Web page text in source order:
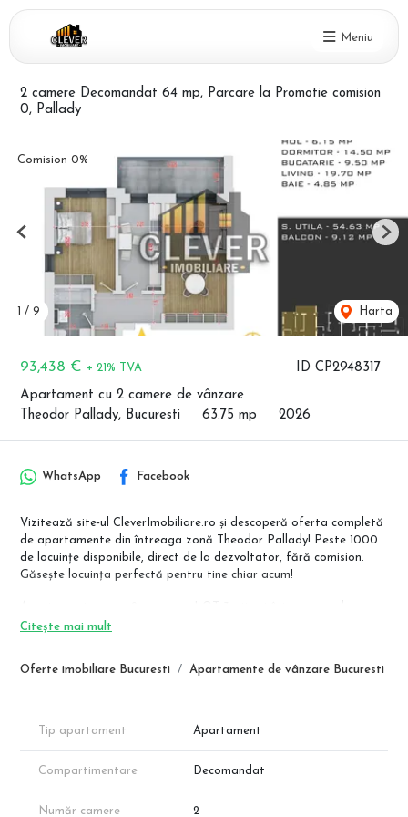
Meniu
2 camere Decomandat 64 mp, Parcare la Promotie comision
0, Pallady
ID CP2948317
93,438 € + 21% TVA
Apartament cu 2 camere de vânzare
Theodor Pallady, Bucuresti
63.75 mp 2026
Comision 0%
1 / 9 Harta
Previous
Oferte imobiliare Bucuresti Apartamente de vânzare Bucuresti
WhatsApp Facebook
Vizitează site-ul CleverImobiliare.ro și descoperă oferta completă
de apartamente din întreaga zonă Theodor Pallady! Peste 1000
de locuințe disponibile, direct de la dezvoltator, fără comision.
Găsește locuința perfectă pentru tine chiar acum!
rezidențial modern din zona Theodor Pallady – Sector 3, cu acces
DETALII APARTAMENT:
• Living: 19,45 mp
• Baie: 4,90 mp
• Hol: 6,40 mp
• Compartimentare eficientă, ideală pentru un stil de viață
Citește mai mult
Tip apartament Apartament
Compartimentare Decomandat
Număr camere 2